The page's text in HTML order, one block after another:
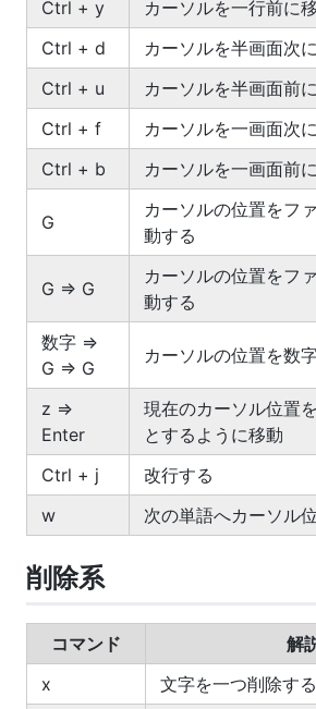
Ctrl + y
カーソルを一行前に
Ctrl + d
カーソルを半画面次
Ctrl + u
カーソルを半画面前
Ctrl + f
カーソルを一画面次
Ctrl + b
カーソルを一画面前
G
カーソルの位置をフ
動する
G => G
カーソルの位置をフ
動する
数字 =>
G => G
カーソルの位置を数
z =>
Enter
現在のカーソル位置
とするように移動
Ctrl + j
改行する
w
次の単語へカーソル
削除系
コマンド
解
x
文字を一つ削除する